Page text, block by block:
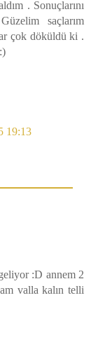
. Sonuçlarını
saçlarım
çok döküldü ki .
19:13
:D annem 2
valla kalın telli